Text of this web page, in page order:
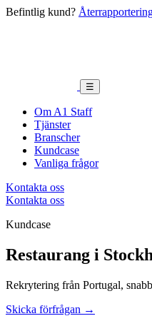
Befintlig kund?
☰
Om A1 Staff
Tjänster
Branscher
Kundcase
Vanliga frågor
Kontakta oss
Kontakta oss
Kundcase
Restaurang i
Rekrytering från Portugal,
Skicka förfrågan →